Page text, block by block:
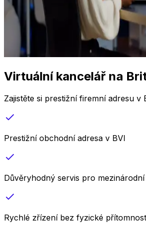
Virtuální kancelář na
Zajistěte si prestižní firemní adresu
Prestižní obchodní adresa v BVI
Důvěryhodný servis pro
Rychlé zřízení bez fyzické